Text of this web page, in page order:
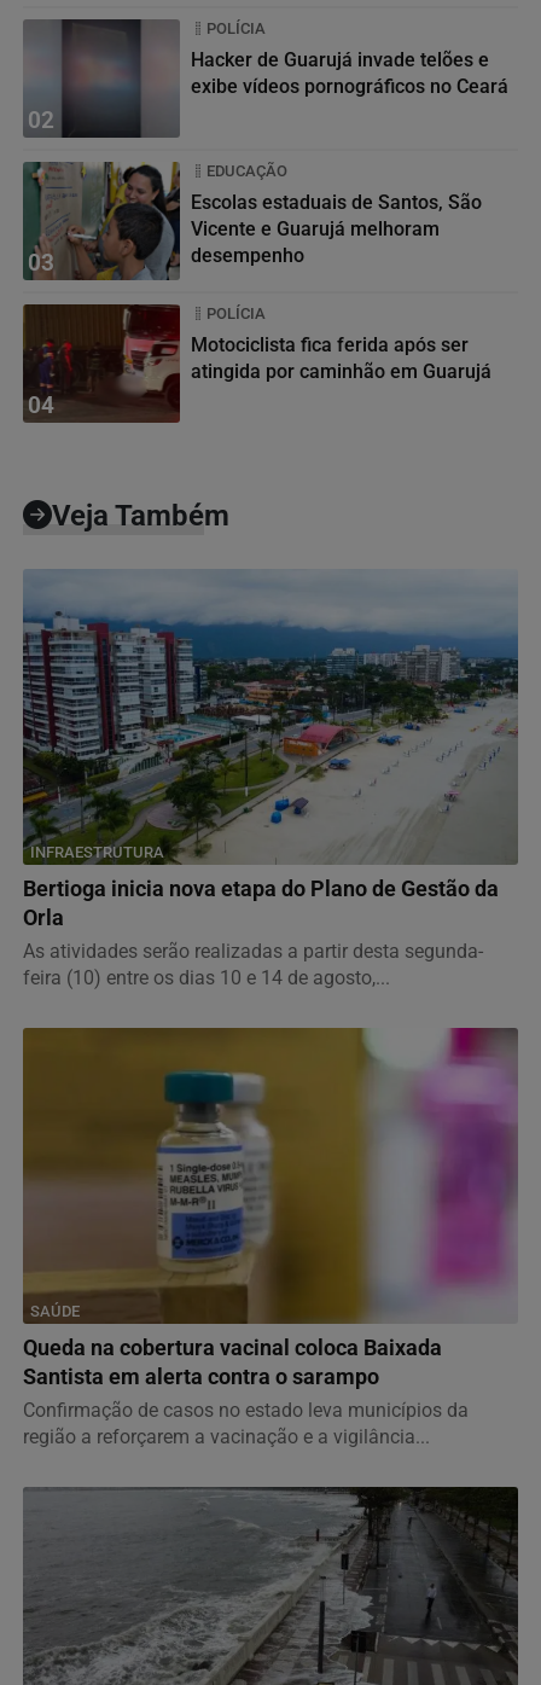
02
POLÍCIA
Hacker de Guarujá invade telões e
exibe vídeos pornográficos no Ceará
03
EDUCAÇÃO
Escolas estaduais de Santos, São
Vicente e Guarujá melhoram
desempenho
04
POLÍCIA
Motociclista fica ferida após ser
atingida por caminhão em Guarujá
Veja Também
INFRAESTRUTURA
Bertioga inicia nova etapa do Plano de Gestão da
Orla
As atividades serão realizadas a partir desta segunda-
feira (10) entre os dias 10 e 14 de agosto,...
SAÚDE
Queda na cobertura vacinal coloca Baixada
Santista em alerta contra o sarampo
Confirmação de casos no estado leva municípios da
região a reforçarem a vacinação e a vigilância...